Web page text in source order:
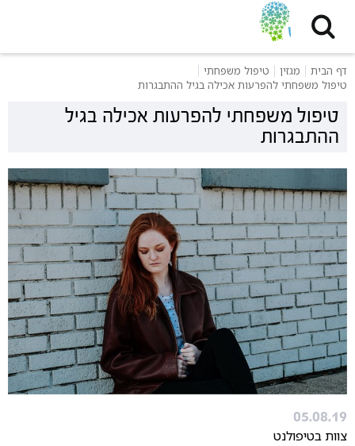
דף הבית מגזין
טיפול משפחתי
טיפול משפחתי להפרעות אכילה בגיל ההתבגרות
טיפול משפחתי להפרעות אכילה בגיל
ההתבגרות
05.08.19
צוות בטיפולנט